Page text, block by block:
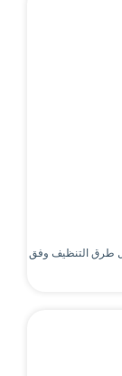
طرق التنظيف وفق